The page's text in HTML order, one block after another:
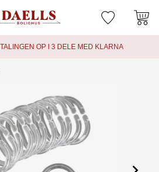
OP I 3 DELE MED KLARNA